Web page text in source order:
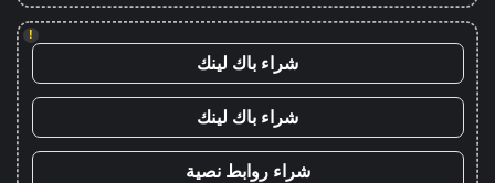
!
شراء باك لينك
شراء باك لينك
شراء روابط نصية